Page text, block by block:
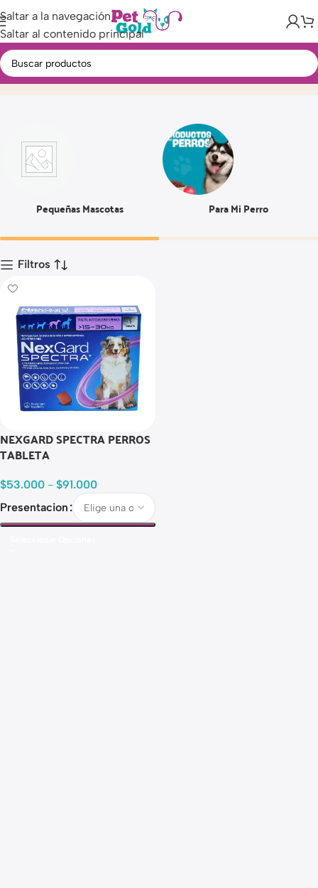
Saltar a la navegación
Saltar al contenido principal
3.5 A 7.5 KGInicio Producto
Pequeñas Mascotas Para Mi Perro
Filtros
NEXGARD SPECTRA PERROS
TABLETA
$53.000 - $91.000
Presentacion